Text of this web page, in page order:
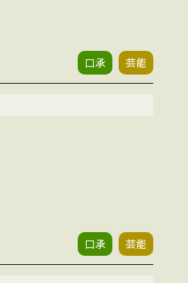
口承 芸能
口承 芸能